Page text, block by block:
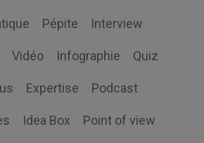
Pépite Interview
Vidéo Infographie Quiz
Expertise Podcast
Idea Box Point of view